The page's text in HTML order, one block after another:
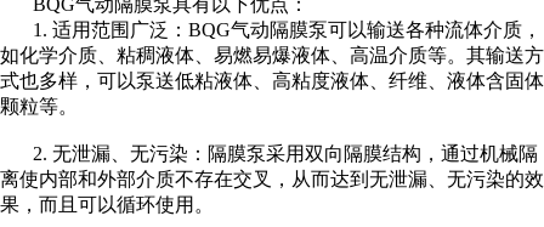
公司实景
产品服务
BQG气动隔膜泵具有以下优点：
1. 适用范围广泛：BQG气动隔膜泵可以输送各种流体介质，
如化学介质、粘稠液体、易燃易爆液体、高温介质等。其输送方
式也多样，可以泵送低粘液体、高粘度液体、纤维、液体含固体
颗粒等。
2. 无泄漏、无污染：隔膜泵采用双向隔膜结构，通过机械隔
离使内部和外部介质不存在交叉，从而达到无泄漏、无污染的效
果，而且可以循环使用。